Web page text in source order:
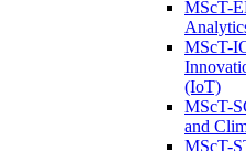
MScT-
MScT-
(IoT)
MScT-
and
MScT-